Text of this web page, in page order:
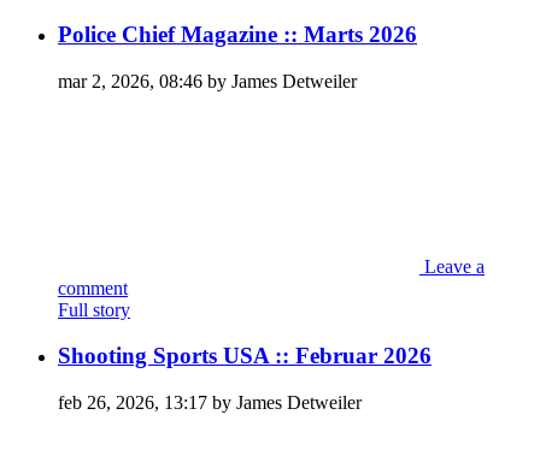
Police Chief Magazine :: Marts 2026
mar 2, 2026, 08:46 by James Detweiler
Leave a
comment
Full story
Shooting Sports USA :: Februar 2026
feb 26, 2026, 13:17 by James Detweiler